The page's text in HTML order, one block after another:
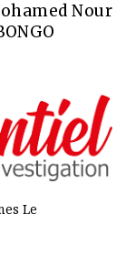
Nour
Le